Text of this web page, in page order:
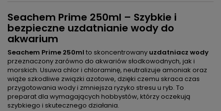
Seachem Prime 250ml – Szybkie i
bezpieczne uzdatnianie wody do
akwarium
Seachem Prime 250ml to skoncentrowany uzdatniacz wody
przeznaczony zarówno do akwariów słodkowodnych, jak i
morskich. Usuwa chlor i chloraminę, neutralizuje amoniak oraz
wiąże szkodliwe związki azotowe, dzięki czemu skraca czas
przygotowania wody i zmniejsza ryzyko stresu u ryb. To
preparat dla wymagających hobbystów, którzy oczekują
szybkiego i skutecznego działania.